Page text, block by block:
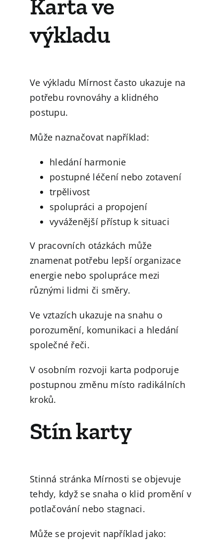
Karta ve
výkladu
Ve výkladu Mírnost často ukazuje na
potřebu rovnováhy a klidného
postupu.
Může naznačovat například:
hledání harmonie
postupné léčení nebo zotavení
trpělivost
spolupráci a propojení
vyváženější přístup k situaci
V pracovních otázkách může
znamenat potřebu lepší organizace
energie nebo spolupráce mezi
různými lidmi či směry.
Ve vztazích ukazuje na snahu o
porozumění, komunikaci a hledání
společné řeči.
V osobním rozvoji karta podporuje
postupnou změnu místo radikálních
kroků.
Stín karty
Stinná stránka Mírnosti se objevuje
tehdy, když se snaha o klid promění v
potlačování nebo stagnaci.
Může se projevit například jako: